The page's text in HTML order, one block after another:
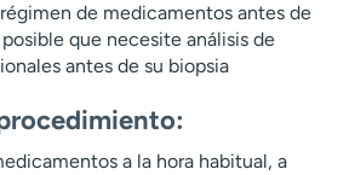
de medicamentos antes de
que necesite análisis de
antes de su biopsia
a la hora habitual, a